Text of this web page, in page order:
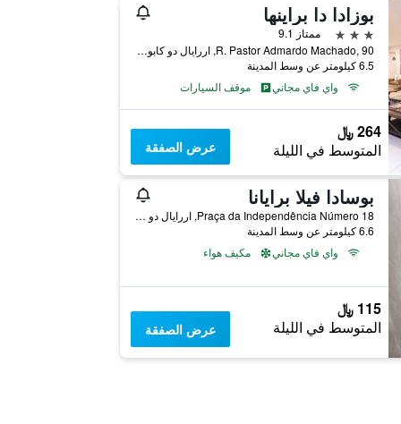
بوزادا دا براينها
3 نجوم
ممتاز 9.1
R. Pastor Admardo Machado, 90, اررايال دو كابو, البرازيل
6.5 كيلومتر عن وسط المدينة
واي فاي مجاني
موقف السيارات
264 ﷼
المتوسط في الليلة عرض الصفقة
بوسادا فيلا برايانا
Praça da Independência Número 18, اررايال دو كابو, البرازيل
6.6 كيلومتر عن وسط المدينة
واي فاي مجاني
مكيف هواء
115 ﷼
المتوسط في الليلة عرض الصفقة